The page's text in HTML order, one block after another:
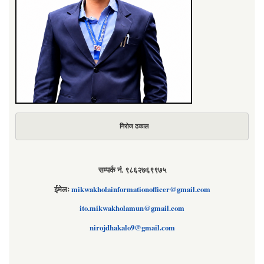
निरोज ढकाल
सम्पर्क नं. ९८६२७६९९७५
ईमेलःmikwakholainformationofficer@gmail.com
ito.mikwakholamun@gmail.com
nirojdhakalo9@gmail.com